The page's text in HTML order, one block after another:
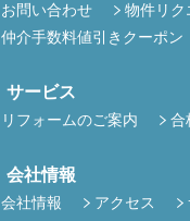
お問い合わせ 物件リク
仲介手数料値引きクーポン
サービス
リフォームのご案内 合
会社情報
会社情報 アクセス